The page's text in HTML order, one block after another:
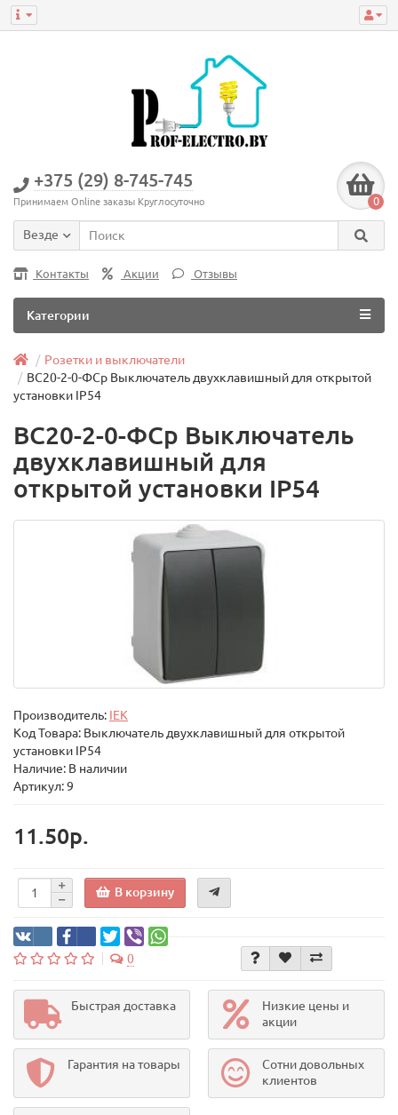
+375 (29) 8-745-745
Принимаем Online заказы Круглосуточно 0
Везде
Контакты Акции Отзывы
Категории
Розетки и выключатели
ВС20-2-0-ФСр Выключатель двухклавишный для открытой
установки IP54
ВС20-2-0-ФСр Выключатель
двухклавишный для
открытой установки IP54
Производитель: IEK
Код Товара: Выключатель двухклавишный для открытой
установки IP54
Наличие: В наличии
Артикул: 9
11.50р.
В корзину
0
Быстрая доставка
Низкие цены и
акции
Гарантия на товары
Сотни довольных
клиентов